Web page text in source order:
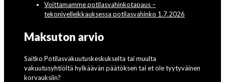
Voittamamme potilasvahinkotapaus –
tekonivelleikkauksessa potilasvahinko 1.7.2026
Maksuton arvio
Saitko Potilasvakuutuskeskukselta tai muulta
vakuutusyhtiöltä hylkäävän päätöksen tai et ole tyytyväinen
korvauksiin?